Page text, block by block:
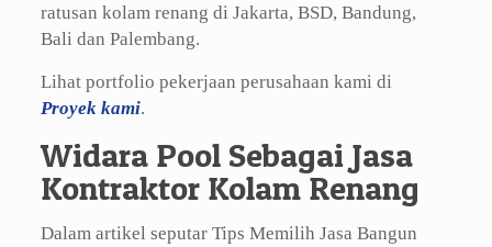
ratusan kolam renang di Jakarta, BSD, Bandung,
Bali dan Palembang.
Lihat portfolio pekerjaan perusahaan kami di
Proyek kami.
Widara Pool Sebagai Jasa
Kontraktor Kolam Renang
Dalam artikel seputar Tips Memilih Jasa Bangun